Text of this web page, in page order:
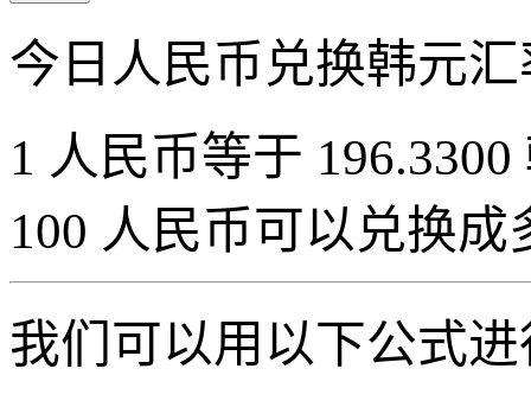
今日人民币兑换韩元
1 人民币等于
100 人民币可以兑换成
我们可以用以下公式